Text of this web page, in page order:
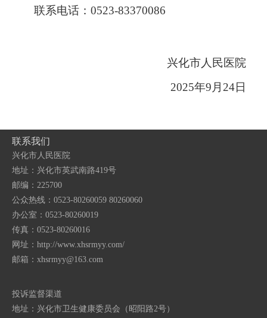
联系电话： 0523-83370086
兴化市人民医院
2025年9 月 24日
联系我们
兴化市人民医院
地址：兴化市英武南路419号
邮编：225700
公众热线：0523-80260059 80260060
办公室：0523-80260019
传真：0523-80260016
网址：http://www.xhsrmyy.com/
邮箱： xhsrmyy@163.com
投诉监督渠道
地址：兴化市卫生健康委员会（昭阳路2号）